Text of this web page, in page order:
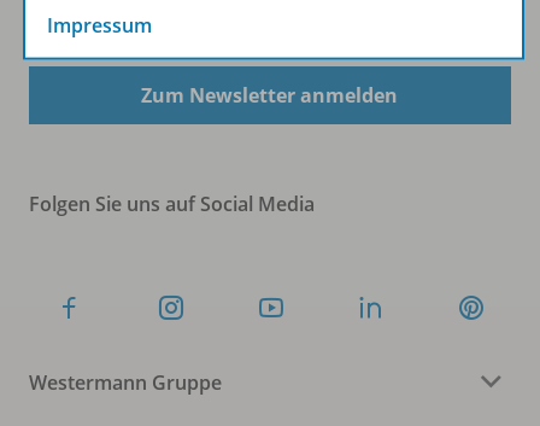
Sofort profitieren
Zum Newsletter anmelden
Folgen Sie uns auf Social Media
Westermann Gruppe
Impressum